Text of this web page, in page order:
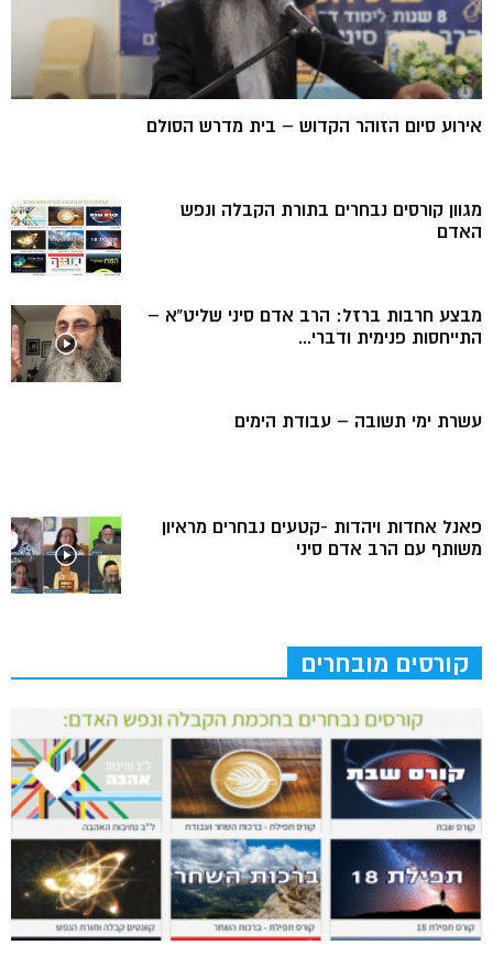
אירוע סיום הזוהר הקדוש – בית מדרש הסולם
מגוון קורסים נבחרים בתורת הקבלה ונפש
האדם
מבצע חרבות ברזל: הרב אדם סיני שליט”א –
התייחסות פנימית ודברי...
עשרת ימי תשובה – עבודת הימים
פאנל אחדות ויהדות -קטעים נבחרים מראיון
משותף עם הרב אדם סיני
קורסים מובחרים